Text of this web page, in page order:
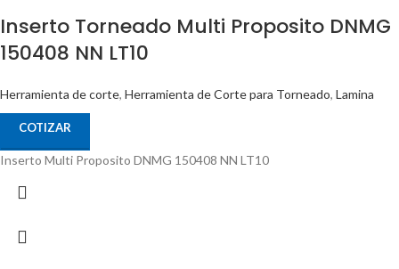
Inserto Torneado Multi Proposito DNMG
150408 NN LT10
Herramienta de corte, Herramienta de Corte para Torneado, Lamina
COTIZAR
Inserto Multi Proposito DNMG 150408 NN LT10